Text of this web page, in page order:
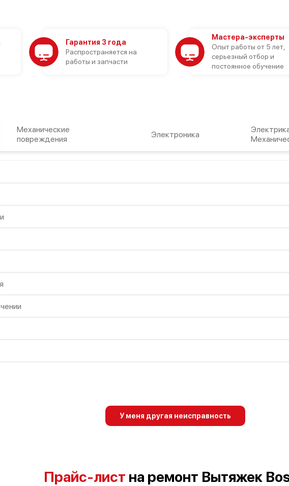
Гарантия 3 года
Распространяется на
работы и запчасти
Мастера-эксперты
Опыт работы от 5 лет,
серьезный отбор и
постоянное обучение
Механические
повреждения
Электроника
У меня другая неисправность
Прайс-лист на ремонт Вытяжек